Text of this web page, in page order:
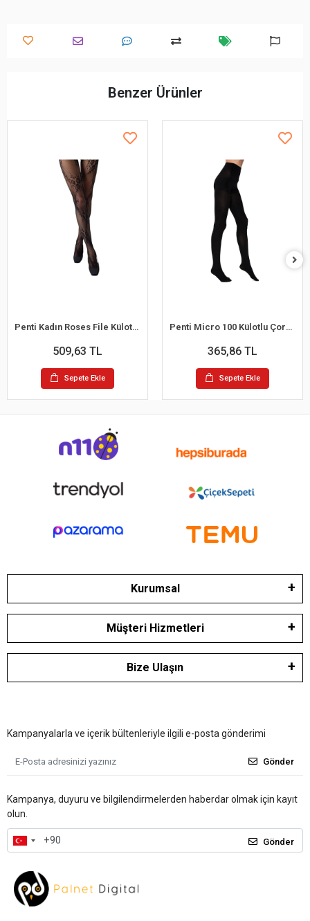
Benzer Ürünler
Penti Kadın Roses File Külotlu Çorap
509,63 TL
Sepete Ekle
Penti Micro 100 Külotlu Çorap100 Denye
365,86 TL
Sepete Ekle
Kurumsal
Müşteri Hizmetleri
Bize Ulaşın
Kampanyalarla ve içerik bültenleriyle ilgili e-posta gönderimi
Gönder
Kampanya, duyuru ve bilgilendirmelerden haberdar olmak için kayıt
olun.
Gönder